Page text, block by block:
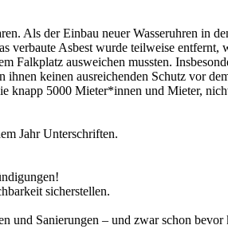
Als der Einbau neuer Wasseruhren in
verbaute Asbest wurde teilweise
Falkplatz ausweichen mussten.
keinen ausreichenden Schutz vor
knapp 5000 Mieter*innen und Mieter,
Jahr Unterschriften.
sicherstellen.
und Sanierungen – und zwar schon